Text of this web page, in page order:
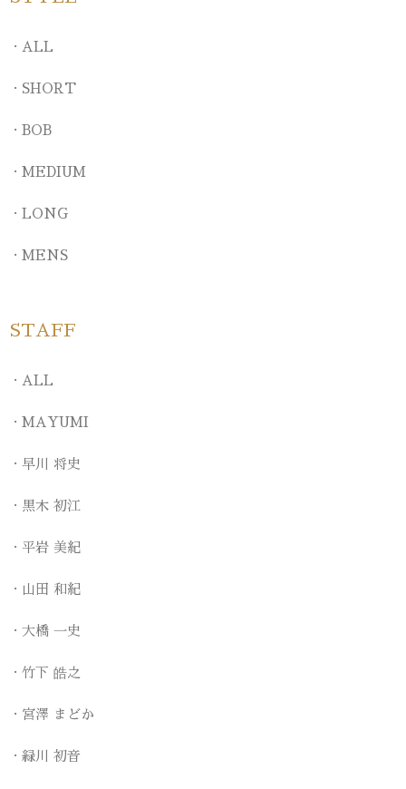
ALL
SHORT
BOB
MEDIUM
LONG
MENS
STAFF
ALL
MAYUMI
早川 将史
黒木 初江
平岩 美紀
山田 和紀
大橋 一史
竹下 皓之
宮澤 まどか
緑川 初音